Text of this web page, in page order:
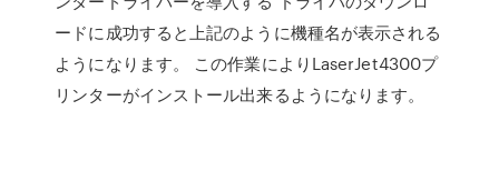
ードに成功すると上記のように機種名が表示される
ようになります。 この作業によりLaserJet4300プ
リンターがインストール出来るようになります。